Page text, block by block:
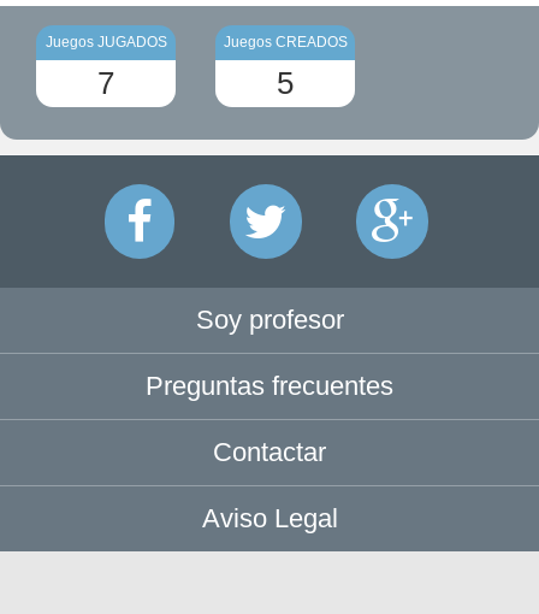
Juegos JUGADOS
7
Juegos CREADOS
5
Soy profesor
Preguntas frecuentes
Contactar
Aviso Legal